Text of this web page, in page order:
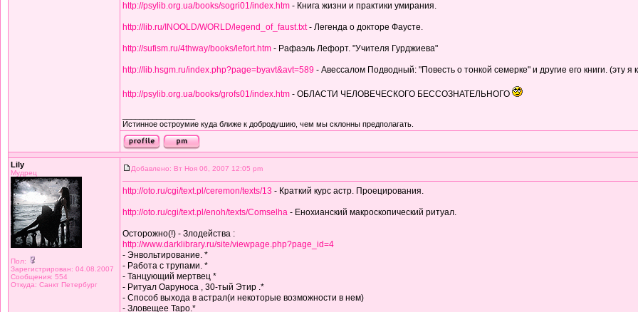
http://psylib.org.ua/books/sogri01/index.htm - Книга жизни и практики умирания.
http://lib.ru/INOOLD/WORLD/legend_of_faust.txt- Легенда о докторе Фаусте.
http://sufism.ru/4thway/books/lefort.htm - Рафаэль Лефорт. "Учителя Гурджиева"
http://lib.hsgm.ru/index.php?page=byavt&avt=589 - Авессалом Подводный: "Повесть о тонкой семерке" и другие его книги. (эту я
http://psylib.org.ua/books/grofs01/index.htm - ОБЛАСТИ ЧЕЛОВЕЧЕСКОГО БЕССОЗНАТЕЛЬНОГО
Истинное остроумие куда ближе к добродушию, чем мы склонны предполагать.
Lily
Мудрец
Пол:
Зарегистрирован: 04.08.2007
Сообщения: 554
Откуда: Санкт Петербург
Добавлено: Вт Ноя 06, 2007 12:05 pm
http://oto.ru/cgi/text.pl/ceremon/texts/13 - Краткий курс астр. Проецирования.
http://oto.ru/cgi/text.pl/enoh/texts/Comselha - Енохианский макроскопический ритуал.
Осторожно(!) - Злодейства :
http://www.darklibrary.ru/site/viewpage.php?page_id=4
- Энвольтирование. *
- Работа с трупами. *
- Танцующий мертвец *
- Ритуал Оаруноса , 30-тый Этир .*
- Способ выхода в астрал(и некоторые возможности в нем)
- Зловещее Таро.*